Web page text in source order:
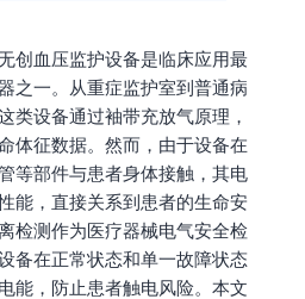
创血压监护设备是临床应用最
之一。从重症监护室到普通病
类设备通过袖带充放气原理，
体征数据。然而，由于设备在
等部件与患者身体接触，其电
能，直接关系到患者的生命安
检测作为医疗器械电气安全检
备在正常状态和单一故障状态
能，防止患者触电风险。本文